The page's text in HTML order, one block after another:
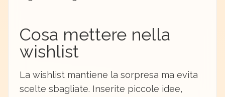
Cosa mettere nella
wishlist
La wishlist mantiene la sorpresa ma evita
scelte sbagliate. Inserite piccole idee,